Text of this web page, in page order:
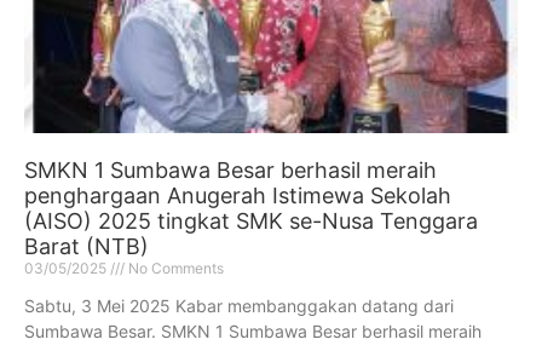
SMKN 1 Sumbawa Besar berhasil meraih
penghargaan Anugerah Istimewa Sekolah
(AISO) 2025 tingkat SMK se-Nusa Tenggara
Barat (NTB)
03/05/2025 No Comments
Sabtu, 3 Mei 2025 Kabar membanggakan datang dari
Sumbawa Besar. SMKN 1 Sumbawa Besar berhasil meraih